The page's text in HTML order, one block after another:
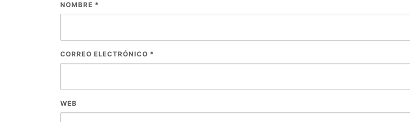
NOMBRE *
CORREO ELECTRÓNICO *
WEB